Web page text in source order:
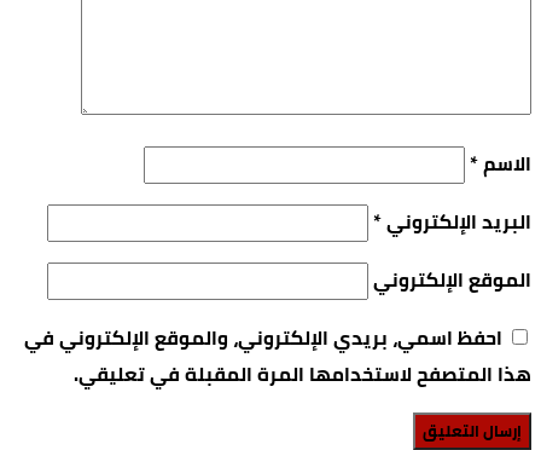
الاسم*
البريد الإلكتروني*
الموقع الإلكتروني
احفظ اسمي، بريدي الإلكتروني، والموقع الإلكتروني في
هذا المتصفح لاستخدامها المرة المقبلة في تعليقي.